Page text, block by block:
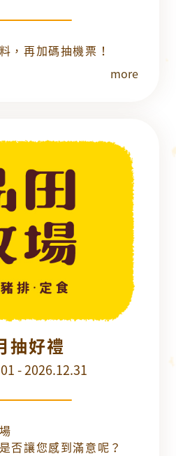
，再加碼抽機票！
more
抽好禮
- 2026.12.31
否讓您感到滿意呢？